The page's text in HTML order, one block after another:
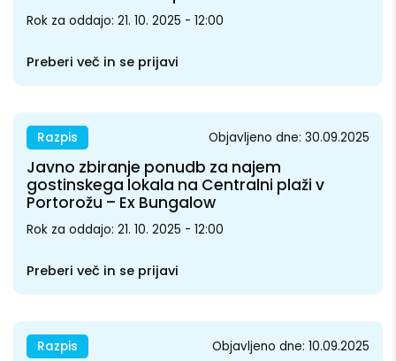
Rok za oddajo: 21. 10. 2025 - 12:00
Preberi več in se prijavi
Razpis Objavljeno dne: 30.09.2025
Javno zbiranje ponudb za najem
gostinskega lokala na Centralni plaži v
Portorožu – Ex Bungalow
Rok za oddajo: 21. 10. 2025 - 12:00
Preberi več in se prijavi
Razpis Objavljeno dne: 10.09.2025